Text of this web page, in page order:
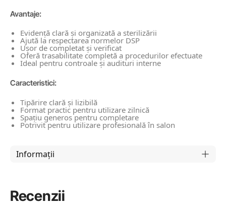
Avantaje:
Evidență clară și organizată a sterilizării
Ajută la respectarea normelor DSP
Ușor de completat și verificat
Oferă trasabilitate completă a procedurilor efectuate
Ideal pentru controale și audituri interne
Caracteristici:
Tipărire clară și lizibilă
Format practic pentru utilizare zilnică
Spațiu generos pentru completare
Potrivit pentru utilizare profesională în salon
Informații
Recenzii